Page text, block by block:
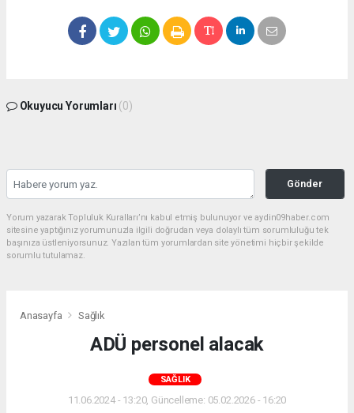
Okuyucu Yorumları (0)
Gönder
Yorum yazarak Topluluk Kuralları’nı kabul etmiş bulunuyor ve aydin09haber.com
sitesine yaptığınız yorumunuzla ilgili doğrudan veya dolaylı tüm sorumluluğu tek
başınıza üstleniyorsunuz. Yazılan tüm yorumlardan site yönetimi hiçbir şekilde
sorumlu tutulamaz.
Anasayfa Sağlık
ADÜ personel alacak
SAĞLIK
11.06.2024 - 13:20, Güncelleme: 05.02.2026 - 16:20